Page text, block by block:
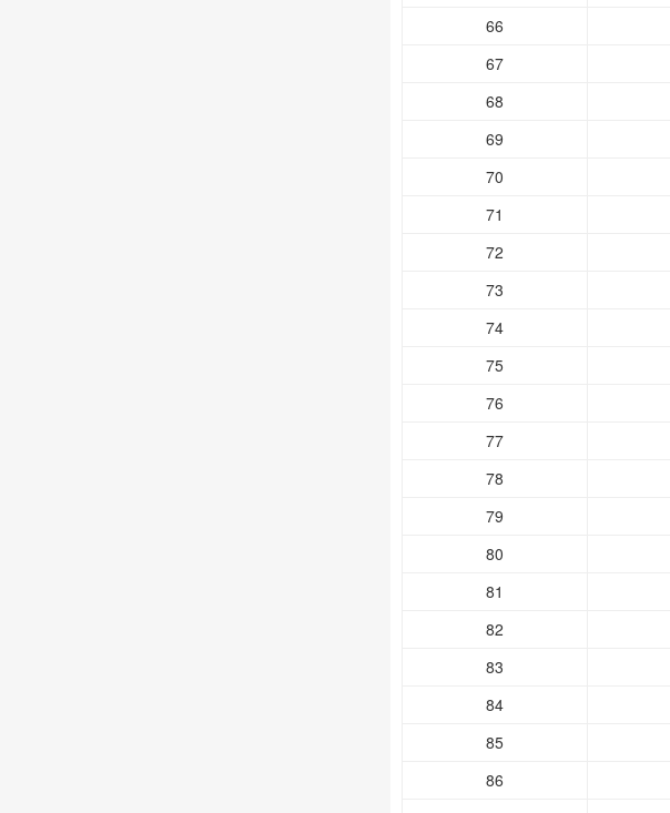
66
67
68
69
70
71
72
73
74
75
76
77
78
79
80
81
82
83
84
85
86